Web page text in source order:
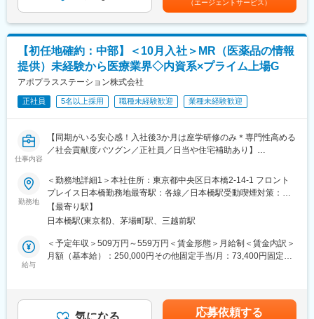
志向性やその時の環境に応じて「１つの領域で専門性を高める」
「幅広い疾患をカバーできるオールラウンダーになる」「本社部
門（マネージャー、研修部門など）へのキャリアチェンジ」など
幅広いキャリアプランがあります。
また、同社マネージャーのほとんどは、MRからキャリアをチェン
ジしているメンバーです。担当マネージャーが定期的に面談を行
営業職ならではの「提案スキル」だけでなく、専門知識を持って
医師などに提案するため、市場では需要が高まり、希少性も増し
ています。
・MRとは
主に医師や薬剤師等へ、担当製品の情報提供を行います。担当施
設の患者様に応じた情報提供や、担当製品の処方後の情報収集を
行います。
■ 丁寧な研修・支援体制
本的なビジネスマナーから、医療営業として必要な知識まで、同
期社員と支えあいながら習得することが可能です。
※配属先は入社後に確定する予定です。
また、配属後も一人ひとりの知識とスキルアップのために様々な
研修を用意しています。
■明確な評価制度／やりがいや努力がきちんと報われる報酬制度
る報酬制度になっています。
勤務10万円…）ございます。賃金はあくまでも目安の金額であ
り、選考を通じて上下する可能性があります。月給(月額)は固定手
当を含めた表記です。
（エージェントサービス）
【初任地確約：中部】＜10月入社＞MR（医薬品の情報
提供）未経験から医療業界◇内資系×プライム上場G
アポプラスステーション株式会社
正社員 5名以上採用 職種未経験歓迎 業種未経験歓迎
仕事内容
【同期がいる安心感！入社後3か月は座学研修のみ＊専門性高める
／社会貢献度バツグン／正社員／日当や住宅補助あり】
★本ポジションは、未経験から医療業界で活躍できます！
・医療を通じて社会に貢献したい
・仕事を通じて学びを深め自己の成長を実感したい
・専門職として知識、技能を身に付けたい
・内資系の安定企業で働きたい
という方にはおススメです！
＜2人に1人は未経験入社、75%は異業種からの転職者です＞
品に関する情報提供を行います。
勤務地
＜勤務地詳細1＞本社住所：東京都中央区日本橋2-14-1 フロント
プレイス日本橋勤務地最寄駅：各線／日本橋駅受動喫煙対策：敷
地内喫煙可能場所あり＜勤務地詳細2＞中部エリア住所：希望を考
慮し、愛知県 岐阜県 静岡県 新潟県 富山県 石川県 福井県 長野県
範囲：会社の定める事業所
【最寄り駅】
日本橋駅(東京都)、茅場町駅、三越前駅
給与
＜予定年収＞509万円～559万円＜賃金形態＞月給制＜賃金内訳＞
月額（基本給）：250,000円その他固定手当/月：73,400円固定残
どを考慮し、規定により決定します。※年収の他に別途日当（月額
気になる 応募依頼する